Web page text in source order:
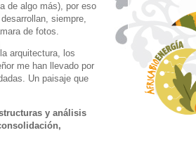
de algo más), por eso
siempre,
de fotos.
arquitectura, los
me han llevado por
Un paisaje que
y análisis